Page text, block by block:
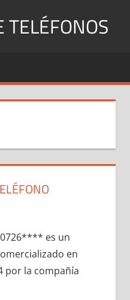
TELÉFONOS
es un
en
pοr la compañía